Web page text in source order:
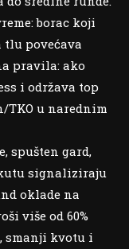
borac koji
povećava
pravila: ako
i održava top
TKO u narednim
spušten gard,
signaliziraju
oklade na
više od 60%
smanji kvotu i